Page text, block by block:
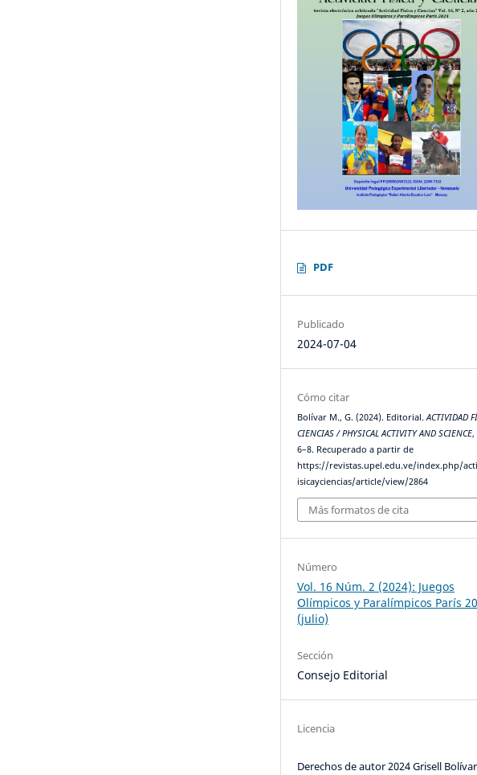
PDF
Publicado
2024-07-04
Cómo citar
Bolívar M., G. (2024). Editorial.ACTIVIDAD
CIENCIAS / PHYSICAL ACTIVITY AND SCIENCE,
6–8. Recuperado a partir de
https://revistas.upel.edu.ve/index.php/
isicayciencias/article/view/2864
Más formatos de cita
Número
Vol. 16 Núm. 2 (2024): Juegos
Olímpicos y Paralímpicos París
(julio)
Sección
Consejo Editorial
Licencia
Derechos de autor 2024 Grisell